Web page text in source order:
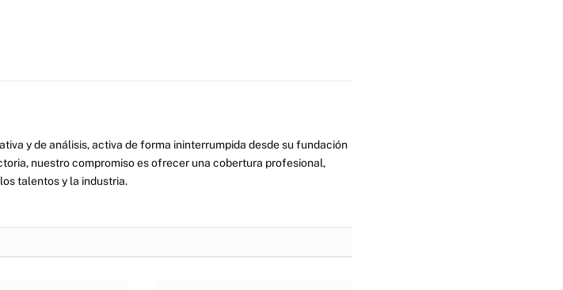
y de análisis, activa de forma ininterrumpida desde su fundación
nuestro compromiso es ofrecer una cobertura profesional,
talentos y la industria.